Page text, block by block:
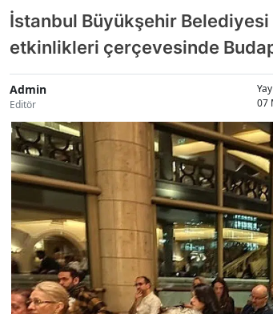
İstanbul Büyükşehir Belediyesi
etkinlikleri çerçevesinde
Admin
Editör
07